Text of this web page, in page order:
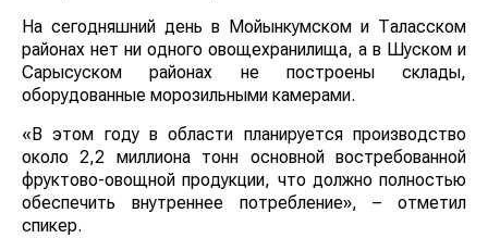
На сегодняшний день в Мойынкумском и Таласском
районах нет ни одного овощехранилища, а в Шуском и
Сарысуском районах не построены склады,
оборудованные морозильными камерами.
«В этом году в области планируется производство
около 2,2 миллиона тонн основной востребованной
фруктово-овощной продукции, что должно полностью
обеспечить внутреннее потребление», – отметил
спикер.